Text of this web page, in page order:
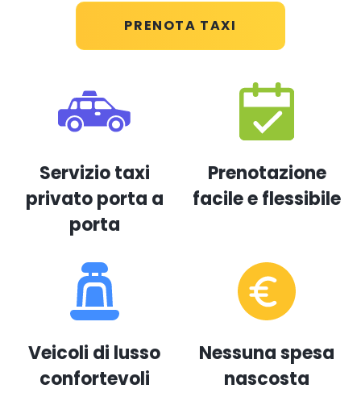
PRENOTA TAXI
Servizio taxi
privato porta a
porta
Prenotazione
facile e flessibile
Veicoli di lusso
confortevoli
Nessuna spesa
nascosta